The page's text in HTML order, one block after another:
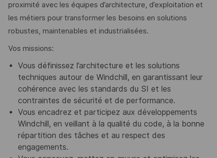
proximité avec les équipes d’architecture, d’exploitation et
les métiers pour transformer les besoins en solutions
robustes, maintenables et industrialisées.
Vos missions:
Vous définissez l’architecture et les solutions
techniques autour de Windchill, en garantissant leur
cohérence avec les standards du SI et les
contraintes de sécurité et de performance.
Vous encadrez et participez aux développements
Windchill, en veillant à la qualité du code, à la bonne
répartition des tâches et au respect des
engagements.